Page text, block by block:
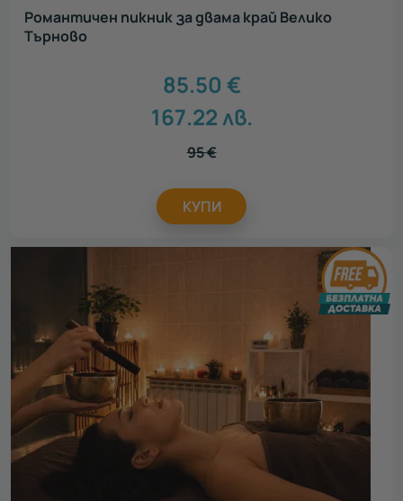
Романтичен пикник за двама край Велико
Търново
85.50 €
167.22лв.
95€
КУПИ